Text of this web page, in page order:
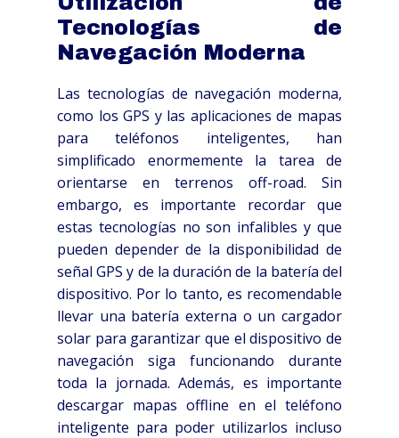
Tecnologías de
Navegación Moderna
Las tecnologías de navegación moderna,
como los GPS y las aplicaciones de mapas
para teléfonos inteligentes, han
simplificado enormemente la tarea de
orientarse en terrenos off-road. Sin
embargo, es importante recordar que
estas tecnologías no son infalibles y que
pueden depender de la disponibilidad de
señal GPS y de la duración de la batería del
dispositivo. Por lo tanto, es recomendable
llevar una batería externa o un cargador
solar para garantizar que el dispositivo de
navegación siga funcionando durante
toda la jornada. Además, es importante
descargar mapas offline en el teléfono
inteligente para poder utilizarlos incluso